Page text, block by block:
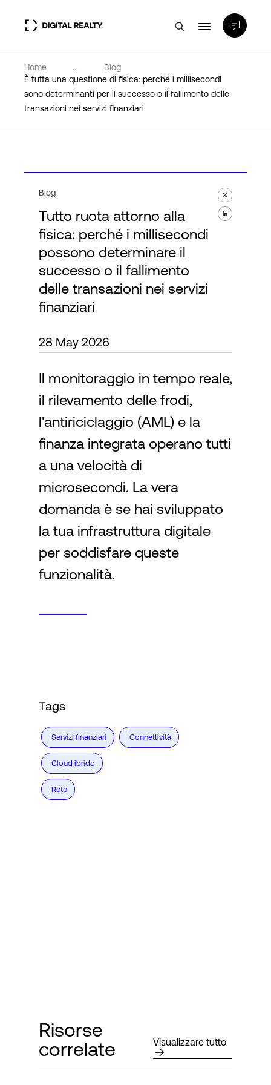
Data center
PlatformDIGITAL®
Competenze e Risorse
Chi Siamo
Language
Accesso
Home ...
Blog
È tutta una questione di fisica: perché i millisecondi
sono determinanti per il successo o il fallimento delle
transazioni nei servizi finanziari
Blog
Tutto ruota attorno alla
fisica: perché i millisecondi
possono determinare il
successo o il fallimento
delle transazioni nei servizi
finanziari
28 May 2026
Il monitoraggio in tempo reale,
il rilevamento delle frodi,
l'antiriciclaggio (AML) e la
finanza integrata operano tutti
a una velocità di
microsecondi. La vera
domanda è se hai sviluppato
la tua infrastruttura digitale
per soddisfare queste
funzionalità.
Tags
Servizi finanziari Connettività
Cloud ibrido
Rete
Risorse
correlate
Visualizzare tutto